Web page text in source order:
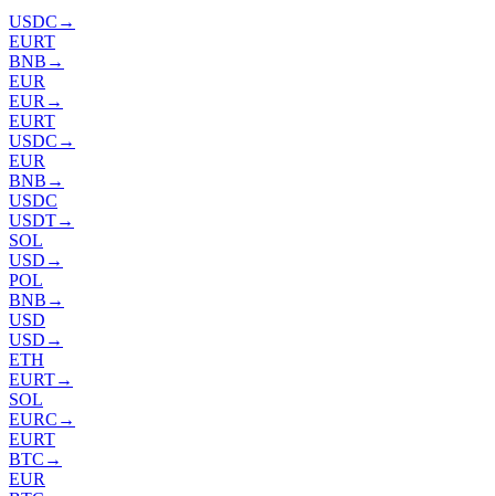
USDC →
EURT
BNB →
EUR
EUR →
EURT
USDC →
EUR
BNB →
USDC
USDT→
SOL
USD →
POL
BNB →
USD
USD →
ETH
EURT→
SOL
EURC →
EURT
BTC →
EUR